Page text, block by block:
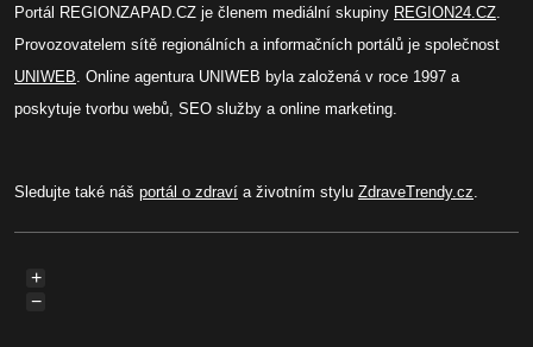
Portál REGIONZAPAD.CZ je členem mediální skupiny REGION24.CZ.
Provozovatelem sítě regionálních a informačních portálů je společnost
UNIWEB. Online agentura UNIWEB byla založená v roce 1997 a
poskytuje tvorbu webů, SEO služby a online marketing.
Sledujte také náš portál o zdraví a životním stylu ZdraveTrendy.cz.
+
−